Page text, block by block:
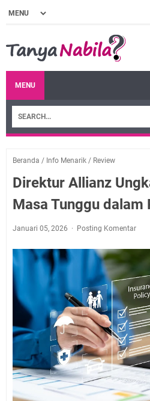
MENU
Beranda / Info Menarik / Review
Direktur Allianz
Masa Tunggu dalam
Januari 05, 2026 Posting Komentar